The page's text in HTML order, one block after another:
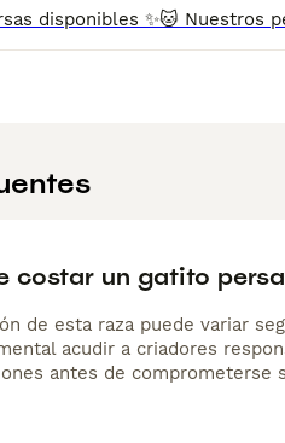
costar un gatito
de esta raza puede variar
acudir a criadores
antes de comprometerse